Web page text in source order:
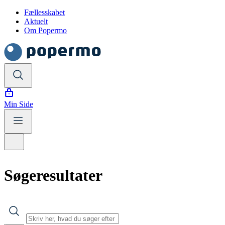
Fællesskabet
Aktuelt
Om Popermo
Min Side
Søgeresultater